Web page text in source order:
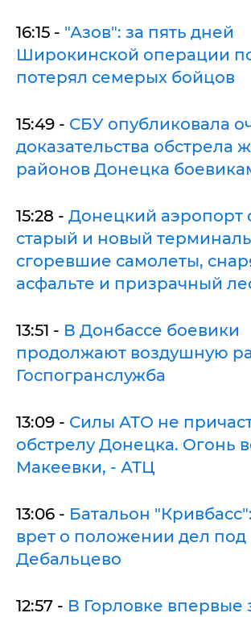
16:15 - "Азов": за пять дней
Широкинской операции
потерял семерых бойцов
15:49 - СБУ опубликовала
доказательства обстрела
районов Донецка
15:28 - Донецкий аэропорт
старый и новый
сгоревшие самолеты,
асфальте и призрачный
13:51 - В Донбассе боевики
продолжают воздушную
Госпогранслужба
13:09 - Силы АТО не
обстрелу Донецка. Огонь
Макеевки, - АТЦ
13:06 - Батальон
врет о положении дел под
Дебальцево
12:57 - В Горловке впервые